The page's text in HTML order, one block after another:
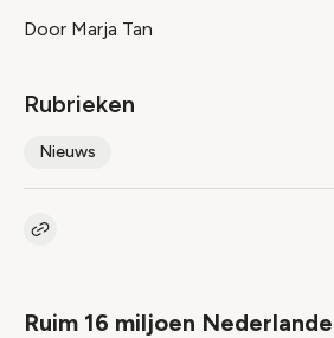
Door Marja Tan
Rubrieken
Nieuws
Kopieer link naar artikel
Ruim 16 miljoen